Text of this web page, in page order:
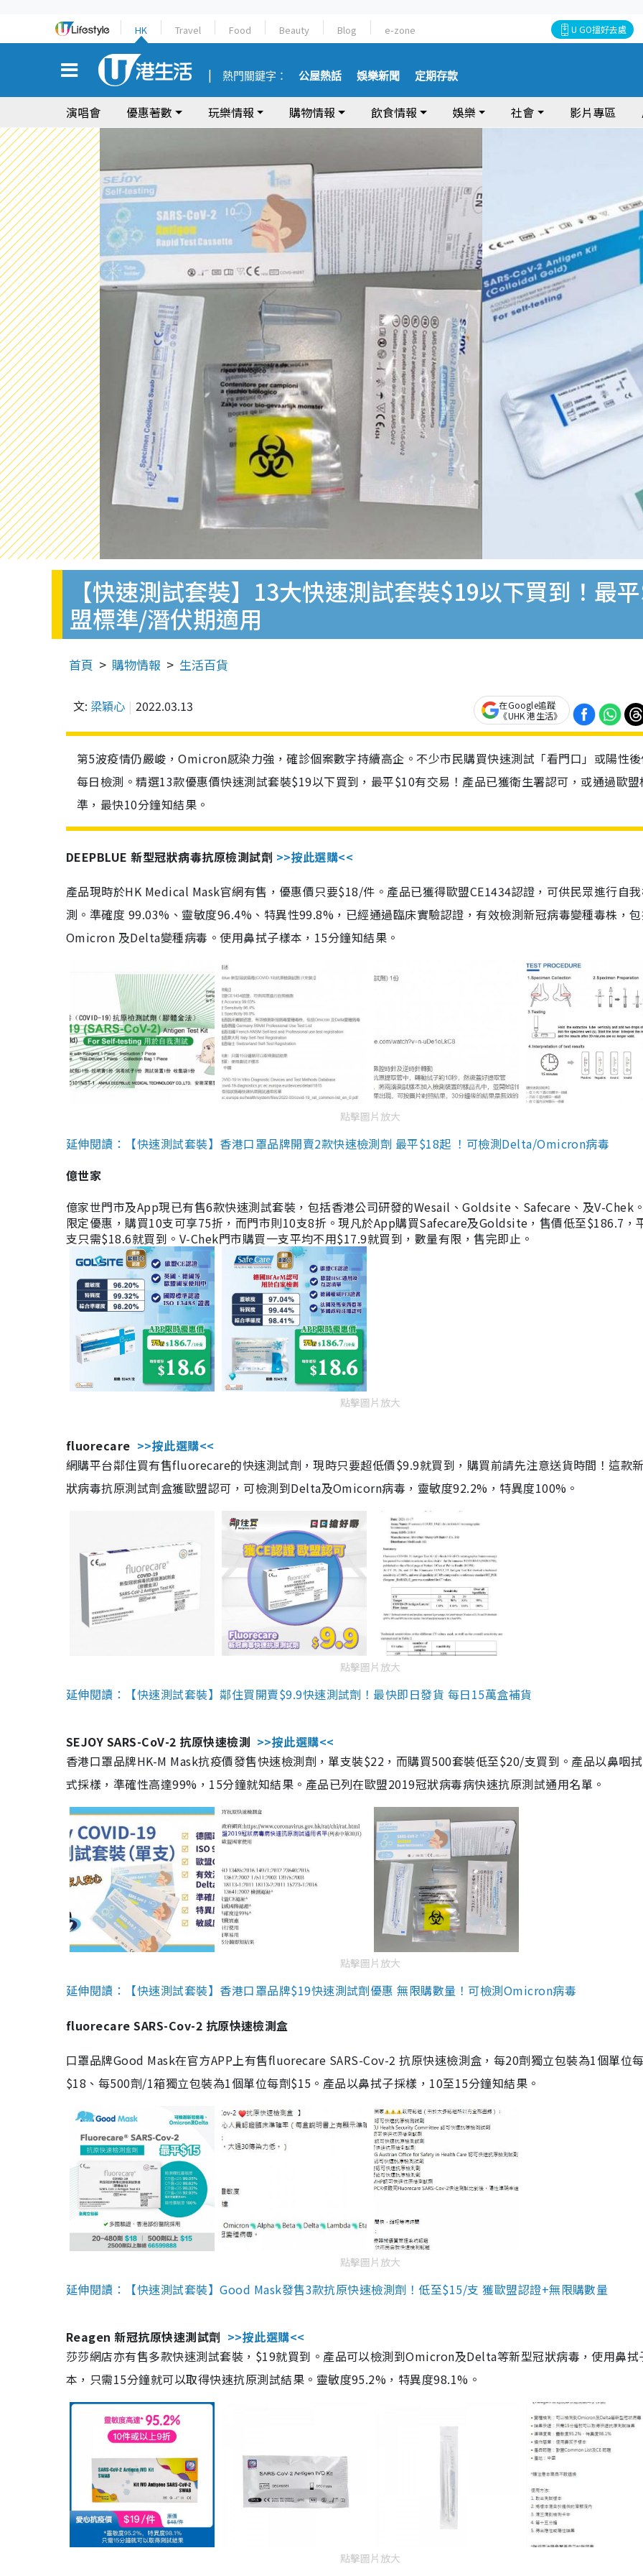
HK Travel Food Beauty Blog e-zone U GO搵好去處
熱門關鍵字： 公屋熱話 娛樂新聞 定期存款
演唱會 優惠著數 玩樂情報 購物情報 飲食情報 娛樂 社會 影片專區
【快速測試套裝】13大快速測試套裝$19以下買到！最
盟標準/潛伏期適用
首頁 購物情報 生活百貨
文: 梁穎心 2022.03.13
在Google追蹤
《UHK 港生活》
第5波疫情仍嚴峻，Omicron感染力強，確診個案數字持續高企。不少市民購買快速測試「看門口」或陽性
每日檢測。精選13款優惠價快速測試套裝$19以下買到，最平$10有交易！產品已獲衛生署認可，或通過歐盟
準，最快10分鐘知結果。
DEEPBLUE 新型冠狀病毒抗原檢測試劑 >>按此選購<<
產品現時於HK Medical Mask官網有售，優惠價只要$18/件。產品已獲得歐盟CE1434認證，可供民眾進行自
測。準確度 99.03%、靈敏度96.4%、特異性99.8%，已經通過臨床實驗認證，有效檢測新冠病毒變種毒株，
Omicron 及Delta變種病毒。使用鼻拭子樣本，15分鐘知結果。
點擊圖片放大
延伸閱讀：【快速測試套裝】香港口罩品牌開賣2款快速檢測劑 最平$18起 ！可檢測Delta/Omicron病毒
億世家
億家世門市及App現已有售6款快速測試套裝，包括香港公司研發的Wesail、Goldsite、Safecare、及V-Chek
限定優惠，購買10支可享75折，而門市則10支8折。現凡於App購買Safecare及Goldsite，售價低至$186.7，
支只需$18.6就買到。V-Chek門市購買一支平均不用$17.9就買到，數量有限，售完即止。
點擊圖片放大
fluorecare >>按此選購<<
網購平台鄰住買有售fluorecare的快速測試劑，現時只要超低價$9.9就買到，購買前請先注意送貨時間！這款
狀病毒抗原測試劑盒獲歐盟認可，可檢測到Delta及Omicorn病毒，靈敏度92.2%，特異度100%。
點擊圖片放大
延伸閱讀：【快速測試套裝】鄰住買開賣$9.9快速測試劑！最快即日發貨 每日15萬盒補貨
SEJOY SARS-CoV-2 抗原快速檢測 >>按此選購<<
香港口罩品牌HK-M Mask抗疫價發售快速檢測劑，單支裝$22，而購買500套裝低至$20/支買到。產品以鼻咽
式採樣，準確性高達99%，15分鐘就知結果。產品已列在歐盟2019冠狀病毒病快速抗原測試通用名單。
點擊圖片放大
延伸閱讀：【快速測試套裝】香港口罩品牌$19快速測試劑優惠 無限購數量！可檢測Omicron病毒
fluorecare SARS-Cov-2 抗原快速檢測盒
口罩品牌Good Mask在官方APP上有售fluorecare SARS-Cov-2 抗原快速檢測盒，每20劑獨立包裝為1個單位
$18、每500劑/1箱獨立包裝為1個單位每劑$15。產品以鼻拭子採樣，10至15分鐘知結果。
點擊圖片放大
延伸閱讀：【快速測試套裝】Good Mask發售3款抗原快速檢測劑！低至$15/支 獲歐盟認證+無限購數量
Reagen 新冠抗原快速測試劑 >>按此選購<<
莎莎網店亦有售多款快速測試套裝，$19就買到。產品可以檢測到Omicron及Delta等新型冠狀病毒，使用鼻拭
本，只需15分鐘就可以取得快速抗原測試結果。靈敏度95.2%，特異度98.1%。
點擊圖片放大